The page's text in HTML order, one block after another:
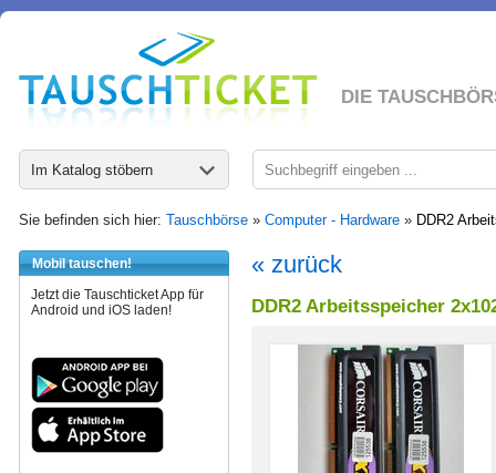
DIE
Im Katalog stöbern
Sie befinden sich hier: Tauschbörse » Computer - Hardware » DDR2
Mobil tauschen!
Jetzt die Tauschticket App für
Android und iOS laden!
« zurück
DDR2 Arbeitsspeicher